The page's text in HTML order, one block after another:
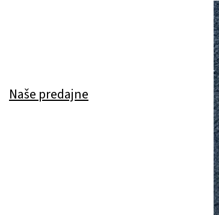
Naše predajne